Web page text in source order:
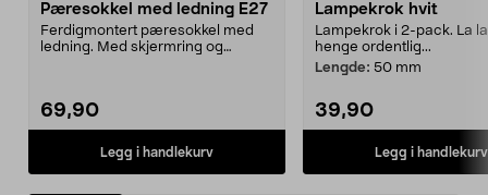
Pæresokkel med ledning E27
Ferdigmontert pæresokkel med
ledning. Med skjermring og
69,90
Legg i handlekurv
Lampekrok hvit
Lampekrok i 2-pack. La
henge ordentlig...
Lengde: 50 mm
39,90
Legg i handlekurv